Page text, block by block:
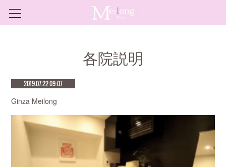
各院説明
2019.07.22 09:07
Ginza Meilong